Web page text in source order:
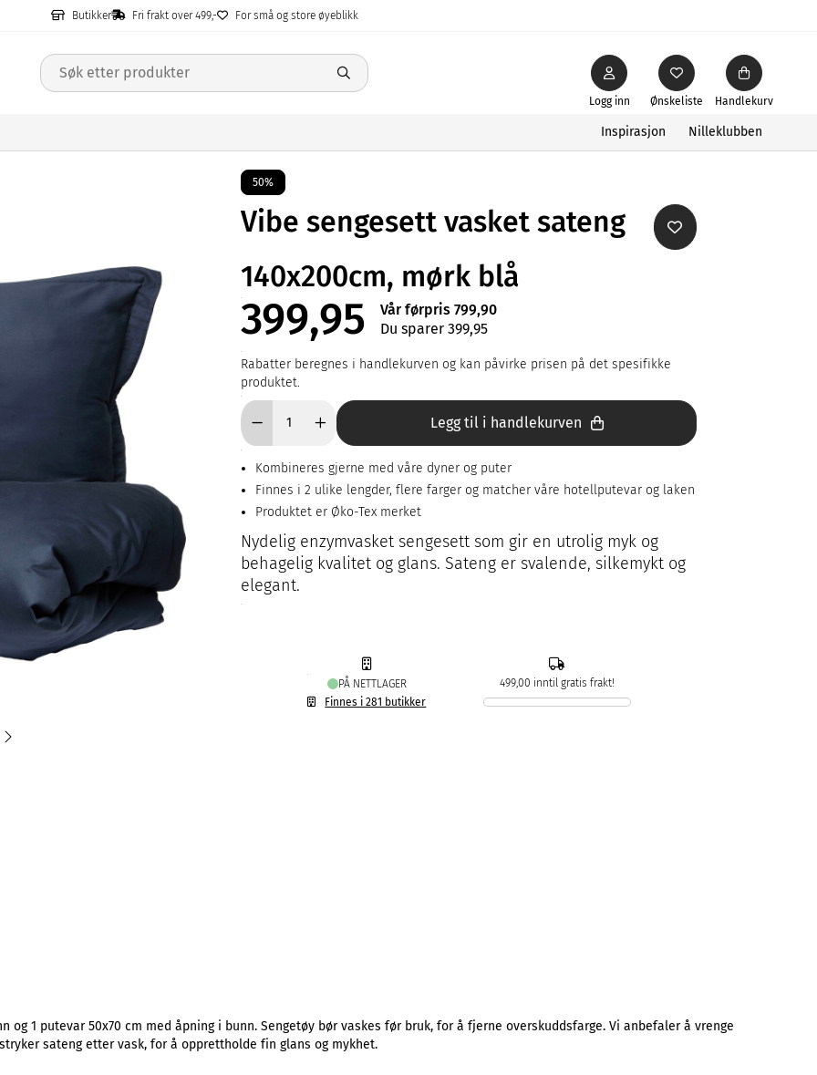
Butikker Fri frakt over 499,- For små og store øyeblikk
Ønskeliste
Logg inn Handlekurv
Inspirasjon Nilleklubben
50%
Vibe sengesett vasket sateng
140x200cm, mørk blå
399,95
Vår førpris 799,90
Du sparer 399,95
Rabatter beregnes i handlekurven og kan påvirke prisen på det spesifikke
produktet.
Legg til i handlekurven
Kombineres gjerne med våre dyner og puter
Finnes i 2 ulike lengder, flere farger og matcher våre hotellputevar og laken
Produktet er Øko-Tex merket
Nydelig enzymvasket sengesett som gir en utrolig myk og
behagelig kvalitet og glans. Sateng er svalende, silkemykt og
elegant.
PÅ NETTLAGER
Finnes i 281 butikker
499,00 inntil gratis frakt!
og 1 putevar 50x70 cm med åpning i bunn. Sengetøy bør vaskes før bruk, for å fjerne overskuddsfarge. Vi anbefaler å vrenge
sateng etter vask, for å opprettholde fin glans og mykhet.